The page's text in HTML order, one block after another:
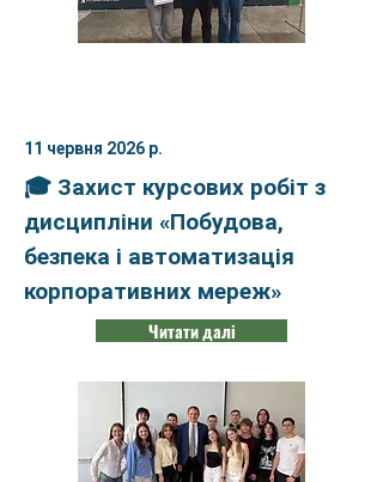
11 червня 2026 р.
🎓 Захист курсових робіт з
дисципліни «Побудова,
безпека і автоматизація
корпоративних мереж»
Читати далі